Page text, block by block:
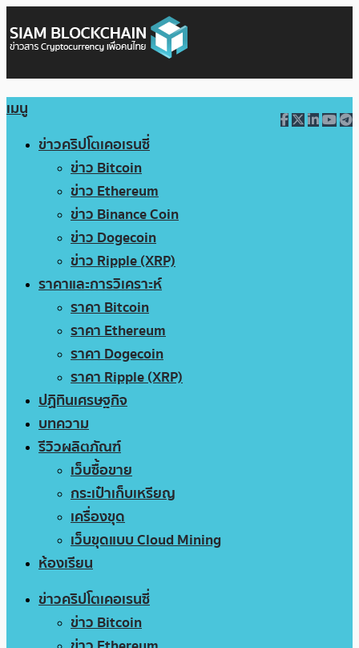
เมนู
ข่าวคริปโตเคอเรนซี่
ข่าว Bitcoin
ข่าว Ethereum
ข่าว Binance Coin
ข่าว Dogecoin
ข่าว Ripple (XRP)
ราคาและการวิเคราะห์
ราคา Bitcoin
ราคา Ethereum
ราคา Dogecoin
ราคา Ripple (XRP)
ปฏิทินเศรษฐกิจ
บทความ
รีวิวผลิตภัณฑ์
เว็บซื้อขาย
กระเป๋าเก็บเหรียญ
เครื่องขุด
เว็บขุดแบบ Cloud Mining
ห้องเรียน
ข่าวคริปโตเคอเรนซี่
ข่าว Bitcoin